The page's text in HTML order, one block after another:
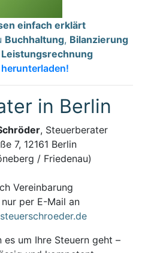
einfach erklärt
Buchhaltung, Bilanzierung
in Berlin
, Steuerberater
7, 12161 Berlin
/ Friedenau)
Vereinbarung
per E-Mail an
um Ihre Steuern geht –